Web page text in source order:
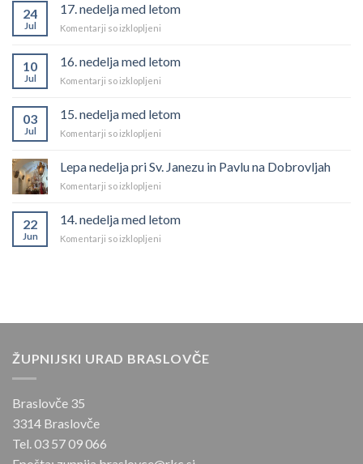
letom
24
Jul
17. nedelja med letom
Komentarji so izklopljeni
med
10
Jul
16. nedelja med letom
Komentarji so izklopljeni
med
03
Jul
15. nedelja med letom
Komentarji so izklopljeni
med
Lepa nedelja pri Sv. Janezu in Pavlu na Dobrovljah
Komentarji so izklopljeni
pri
22
Jun
14. nedelja med letom
Komentarji so izklopljeni
ŽUPNIJSKI URAD BRASLOVČE
Braslovče 35
3314 Braslovče
Tel. 03 57 09 066